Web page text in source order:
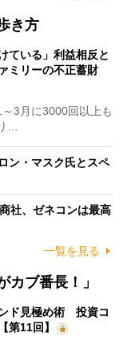
き方
ている」利益相反と
ミリーの不正蓄財
3月に3000回以上も
…
ン・マスク氏とスペ
社、ゼネコンは最高
一覧を見る
カブ番長！」
ド見極め術 投資コ
第11回】